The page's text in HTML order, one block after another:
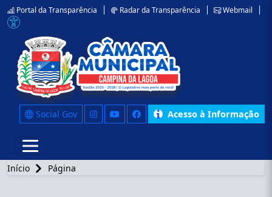
Portal da Transparência Radar da Transparência Webmail
Social Gov Acesso à Informação
Início Página